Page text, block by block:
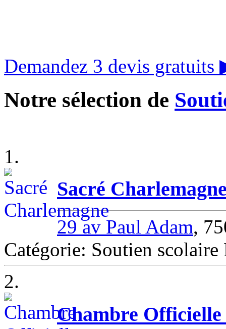
Demandez 3 devis gratuits
Notre sélection de
1.
Sacré
29 av Paul Adam,
Catégorie: Soutien scolaire
2.
Chambre Officielle